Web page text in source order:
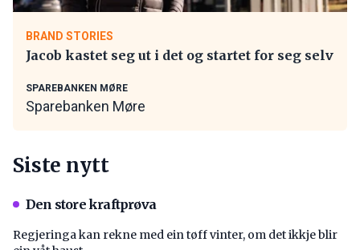
BRAND STORIES
Jacob kastet seg ut i det og startet for seg selv
SPAREBANKEN MØRE
Sparebanken Møre
Siste nytt
Den store kraftprøva
Regjeringa kan rekne med ein tøff vinter, om det ikkje blir